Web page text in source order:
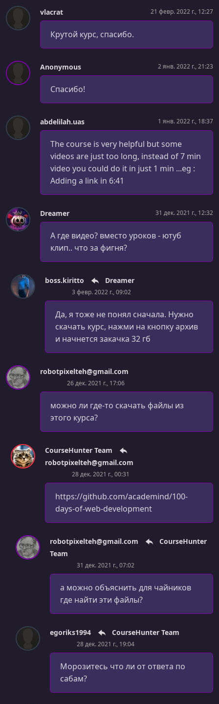
6]
УРОК 49.
Styling the Full Week Page [Day 6]
УРОК 50.
Introducing the CSS Box Model [Day 7]
Using the CSS Box Model [Day 7]
УРОК 52. 00:07:23
Creating HTML Layouts [Day 7]
00:04:09
Theory: Selectors & Combinators [Day 7]
Using Selectors & Combinators [Day 7]
УРОК 55. 00:06:23
Understanding Classes [Day 7]
Block vs Inline Elements [Day 7]
УРОК 57.
Styling Differences Between Block & Inline Elements [Day
8]
00:04:44
Understanding Margin Collapsing [Day 8]
The "box-shadow" Property [Day 8]
УРОК 60.
Your Challenge! [Day 8]
00:04:29
Creating the HTML Layout [Day 8]
00:05:39
Styling the Main Section [Day 8]
УРОК 63.
Styling Images & Working with Negative Margins [Day 8]
00:04:09
Finishing Touches [Day 8]
00:05:41
Module Summary [Day 8]
УРОК 66.
Module Introduction [Day 9]
00:02:18
Your Task! [Day 9]
00:11:22
Creating the Core Structure [Day 9]
УРОК 69.
Adding the Header Content [Day 9]
vlacrat 21 февр. 2022 г., 12:27
Крутой курс, спасибо.
Anonymous 2 янв. 2022 г., 21:23
Спасибо!
abdelilah.uas 1 янв. 2022 г., 18:37
The course is very helpful but some
videos are just too long, instead of 7 min
video you could do it in just 1 min ...eg :
Adding a link in 6:41
Dreamer 31 дек. 2021 г., 12:32
А где видео? вместо уроков - ютуб
клип.. что за фигня?
boss.kiritto Dreamer
3 февр. 2022 г., 09:02
Да, я тоже не понял сначала. Нужно
скачать курс, нажми на кнопку архив
и начнется закачка 32 гб
robotpixelteh@gmail.com
26 дек. 2021 г., 17:06
можно ли где-то скачать файлы из
этого курса?
CourseHunter Team
robotpixelteh@gmail.com
28 дек. 2021 г., 00:31
https://github.com/academind/100-
days-of-web-development
robotpixelteh@gmail.com
CourseHunter
Team
31 дек. 2021 г., 07:02
а можно объяснить для чайников
где найти эти файлы?
egoriks1994 CourseHunter Team
28 дек. 2021 г., 19:04
Морозитесь что ли от ответа по
сабам?